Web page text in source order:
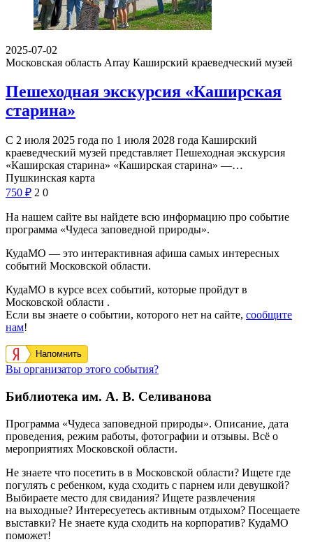
2025-07-02
Московская область Array Каширский краеведческий музей
Пешеходная экскурсия «Каширская
старина»
С 2 июля 2025 года по 1 июля 2028 года Каширский
краеведческий музей представляет Пешеходная экскурсия
«Каширская старина» «Каширская старина» —…
Пушкинская карта
750 ₽ 2 0
На нашем сайте вы найдете всю информацию про событие
программа «Чудеса заповедной природы».
КудаМО — это интерактивная афиша самых интересных
событий Московской области.
КудаМО в курсе всех событий, которые пройдут в
Московской области .
Если вы знаете о событии, которого нет на сайте, сообщите
нам!
Напомнить
Вы организатор этого события?
Библиотека им. А. В. Селиванова
Программа «Чудеса заповедной природы». Описание, дата
проведения, режим работы, фотографии и отзывы. Всё о
мероприятиях Московской области.
Не знаете что посетить в в Московской области? Ищете где
погулять с ребенком, куда сходить с парнем или девушкой?
Выбираете место для свидания? Ищете развлечения
на выходные? Интересуетесь активным отдыхом? Посещаете
выставки? Не знаете куда сходить на корпоратив? КудаМО
поможет!